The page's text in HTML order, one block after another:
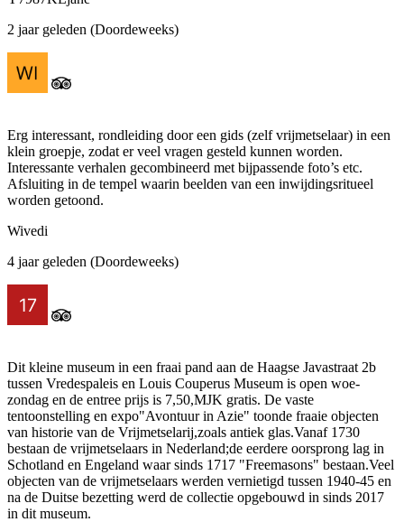
2 jaar geleden (Doordeweeks)
Erg interessant, rondleiding door een gids (zelf vrijmetselaar) in een
klein groepje, zodat er veel vragen gesteld kunnen worden.
Interessante verhalen gecombineerd met bijpassende foto’s etc.
Afsluiting in de tempel waarin beelden van een inwijdingsritueel
worden getoond.
Wivedi
4 jaar geleden (Doordeweeks)
Dit kleine museum in een fraai pand aan de Haagse Javastraat 2b
tussen Vredespaleis en Louis Couperus Museum is open woe-
zondag en de entree prijs is 7,50,MJK gratis. De vaste
tentoonstelling en expo"Avontuur in Azie" toonde fraaie objecten
van historie van de Vrijmetselarij,zoals antiek glas.Vanaf 1730
bestaan de vrijmetselaars in Nederland;de eerdere oorsprong lag in
Schotland en Engeland waar sinds 1717 "Freemasons" bestaan.Veel
objecten van de vrijmetselaars werden vernietigd tussen 1940-45 en
na de Duitse bezetting werd de collectie opgebouwd in sinds 2017
in dit museum.